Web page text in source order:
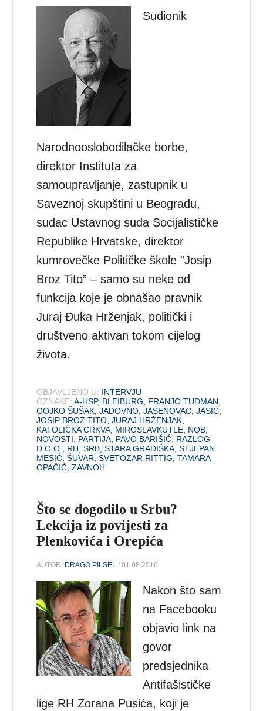
Sudionik
Narodnooslobodilačke borbe,
direktor Instituta za
samoupravljanje, zastupnik u
Saveznoj skupštini u Beogradu,
sudac Ustavnog suda Socijalističke
Republike Hrvatske, direktor
kumrovečke Političke škole ”Josip
Broz Tito” – samo su neke od
funkcija koje je obnašao pravnik
Juraj Đuka Hrženjak, politički i
društveno aktivan tokom cijelog
života.
OBJAVLJENO U: INTERVJU
OZNAKE: A-HSP, BLEIBURG FRANJO TUĐMAN
GOJKO ŠUŠAK ,JADOVNO ,JASENOVAC ,JASIĆ
JOSIP BROZ TITO ,JURAJ HRŽENJAK
KATOLIČKA CRKVA MIROSLAVKUTLE NOB
NOVOSTI
PARTIJA PAVO BARIŠIĆ RAZLOG
D.O.O.
RH ,SRB ,STARA GRADIŠKA ,STJEPAN
MESIĆ ,ŠUVAR ,SVETOZAR RITTIG ,TAMARA
OPAČIĆ ,ZAVNOH
Što se dogodilo u Srbu?
Lekcija iz povijesti za
Plenkovića i Orepića
AUTOR: DRAGO PILSEL / 01.08.2016.
Nakon što sam
na Facebooku
objavio link na
govor
predsjednika
Antifašističke
lige RH Zorana Pusića, koji je